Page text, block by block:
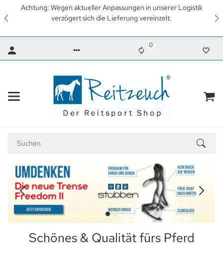
Wir arbeiten mit Hochdruck daran, so schnell wie möglich
wieder unsere gewohnten Lieferzeiten zu erreichen. Vielen
0
Schönes & Qualität fürs Pferd